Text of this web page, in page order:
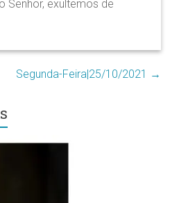
Senhor, exultemos de
Segunda-Feira|25/10/2021 →